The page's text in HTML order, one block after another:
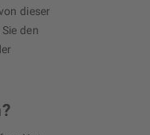
dieser
den